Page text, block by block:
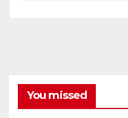
You missed